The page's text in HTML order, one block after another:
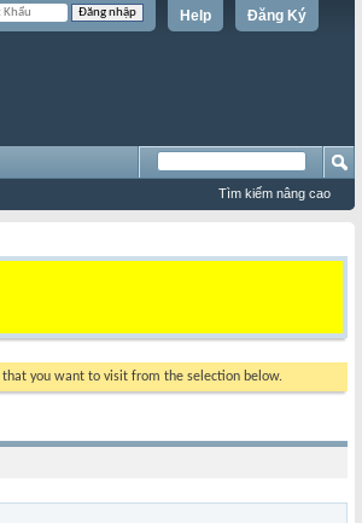
Đăng Ký
Help
Tìm kiếm nâng cao
you want to visit from the selection below.